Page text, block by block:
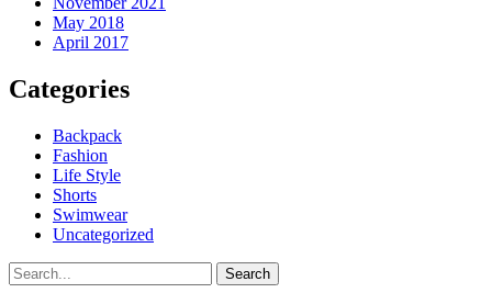
May 2018
April 2017
Categories
Backpack
Fashion
Life Style
Shorts
Swimwear
Uncategorized
Search